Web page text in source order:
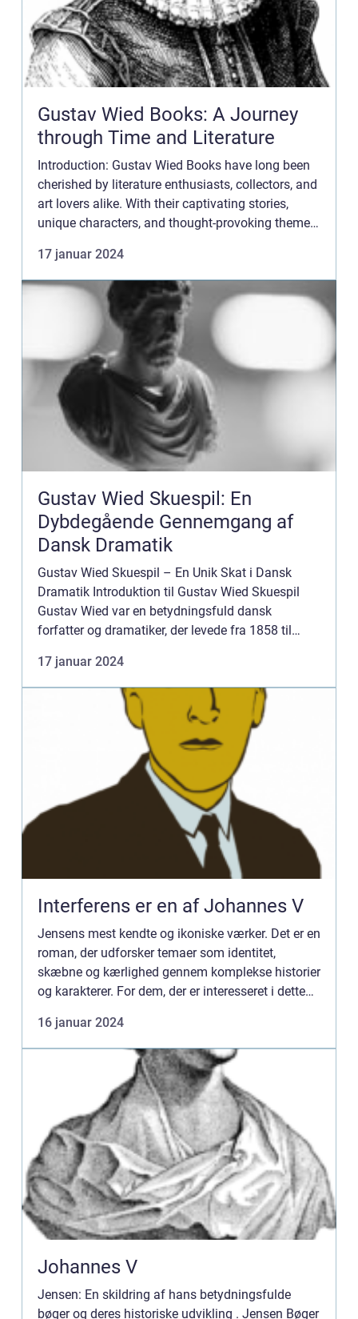
Gustav Wied Books: A Journey
through Time and Literature
Introduction: Gustav Wied Books have long been
cherished by literature enthusiasts, collectors, and
art lovers alike. With their captivating stories,
unique characters, and thought-provoking themes,
l...
17 januar 2024
Gustav Wied Skuespil: En
Dybdegående Gennemgang af
Dansk Dramatik
Gustav Wied Skuespil – En Unik Skat i Dansk
Dramatik Introduktion til Gustav Wied Skuespil
Gustav Wied var en betydningsfuld dansk
forfatter og dramatiker, der levede fra 1858 til
afspejler hans s...
17 januar 2024
Interferens er en af Johannes V
Jensens mest kendte og ikoniske værker. Det er en
roman, der udforsker temaer som identitet,
skæbne og kærlighed gennem komplekse historier
og karakterer. For dem, der er interesseret i dette
forstå om ...
16 januar 2024
Johannes V
Jensen: En skildring af hans betydningsfulde
bøger og deres historiske udvikling . Jensen Bøger